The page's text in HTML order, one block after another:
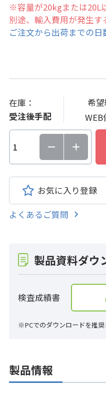
※容量が20kgまたは20L
別途、輸入費用が発生す
ご注文から出荷までの日
在庫：
受注後手配
希
お気に入り登録
よくあるご質問
製品資料ダウ
検査成績書
※PCでのダウンロードを推奨
製品情報